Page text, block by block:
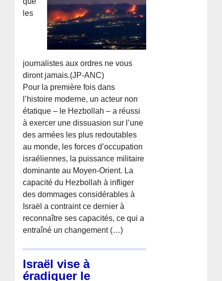
les
journalistes aux ordres ne vous
diront jamais.(JP-ANC)
Pour la première fois dans
l’histoire moderne, un acteur non
étatique – le Hezbollah – a réussi
à exercer une dissuasion sur l’une
des armées les plus redoutables
au monde, les forces d’occupation
israéliennes, la puissance militaire
dominante au Moyen-Orient. La
capacité du Hezbollah à infliger
des dommages considérables à
Israël a contraint ce dernier à
reconnaître ses capacités, ce qui a
entraîné un changement (…)
Israël vise à
éradiquer le